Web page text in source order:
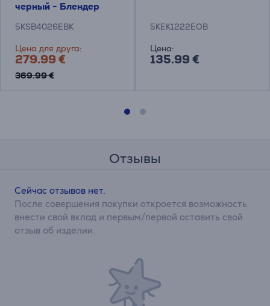
черный - Блендер
5KSB4026EBK
Цена для друга:
279.99 €
369.99 €
5KEK1222EOB
Цена:
135.99 €
Отзывы
Сейчас отзывов нет.
После совершения покупки откроется возможность
внести свой вклад и первым/первой оставить свой
отзыв об изделии.